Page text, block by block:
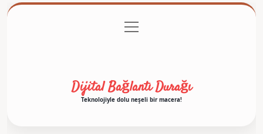
Gizlilik Politikası
menüyü
aç
Dijital Bağlantı Durağı
Teknolojiyle dolu neşeli bir macera!